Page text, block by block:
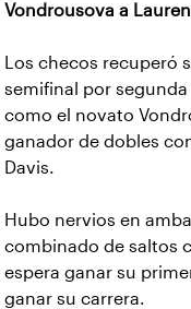
Vondrousova a
Los checos recuperó
semifinal por
como el novato
ganador de dobles
Davis.
Hubo nervios en
combinado de saltos
espera ganar su
ganar su carrera.